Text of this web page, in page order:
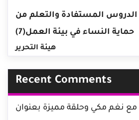
الدروس المستفادة والتعلم من
حماية النساء في بيئة العمل(7)
هيئة التحرير
Recent Comments
مع نغم مكي وحلقة مميزة بعنوان